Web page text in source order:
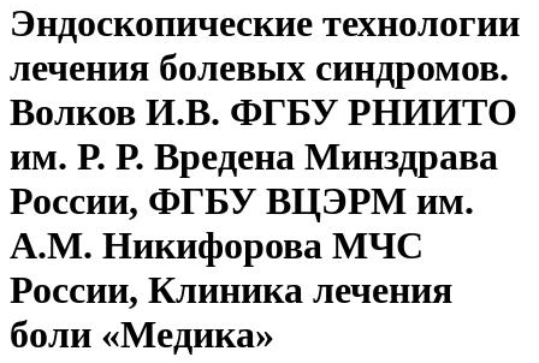
Эндоскопические технологии
лечения болевых синдромов.
Волков И.В. ФГБУ РНИИТО
им. Р. Р. Вредена Минздрава
России, ФГБУ ВЦЭРМ им.
А.М. Никифорова МЧС
России, Клиника лечения
боли «Медика»